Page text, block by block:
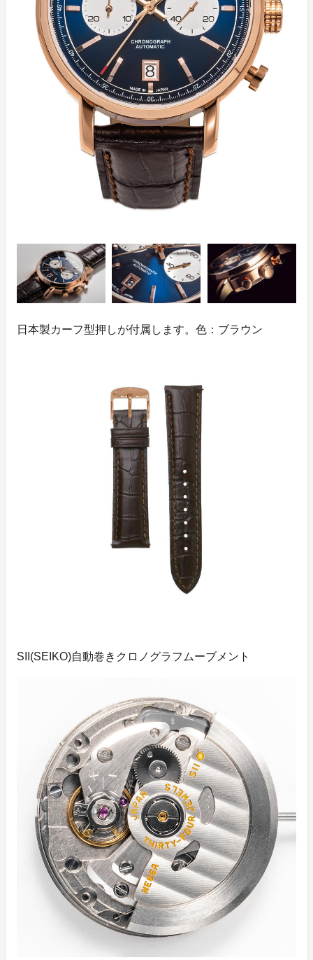
日本製カーフ型押しが付属します。色：ブラウン
SII(SEIKO)自動巻きクロノグラフムーブメント